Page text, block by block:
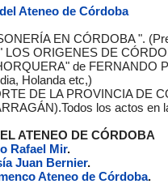
Ateneo de Córdoba
EN CÓRDOBA ".
ORIGENES DE
de FERNANDO
Holanda etc,)
DE LA PROVINCIA DE
los actos en
ATENEO DE CÓRDOBA
Rafael Mir.
Juan Bernier.
Ateneo de Córdoba.